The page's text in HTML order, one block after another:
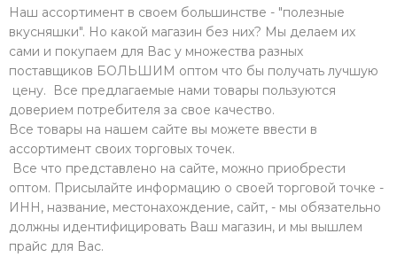
Наш ассортимент в своем большинстве - "полезные
вкусняшки". Но какой магазин без них? Мы делаем их
сами и покупаем для Вас у множества разных
поставщиков БОЛЬШИМ оптом что бы получать лучшую
цену. Все предлагаемые нами товары пользуются
доверием потребителя за свое качество.
Все товары на нашем сайте вы можете ввести в
ассортимент своих торговых точек.
Все что представлено на сайте, можно приобрести
оптом. Присылайте информацию о своей торговой точке -
ИНН, название, местонахождение, сайт, - мы обязательно
должны идентифицировать Ваш магазин, и мы вышлем
прайс для Вас.